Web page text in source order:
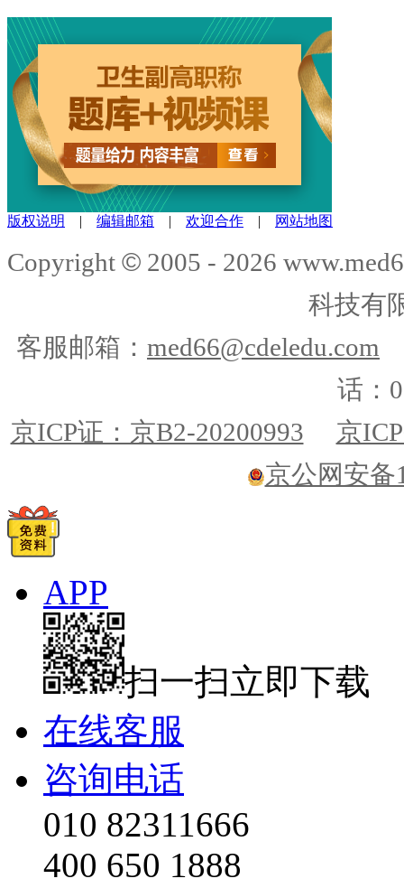
版权说明 | 编辑邮箱 | 欢迎合作 | 网站地图
Copyright © 2005 - 2026
科技有
客服邮箱： med66@cdeledu.com
话：
京ICP证：京B2-20200993
京
京公网安备
APP
扫一扫立即下载
在线客服
咨询电话
010 82311666
400 650 1888